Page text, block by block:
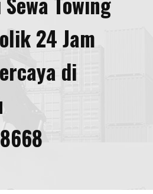
24 Jam
di